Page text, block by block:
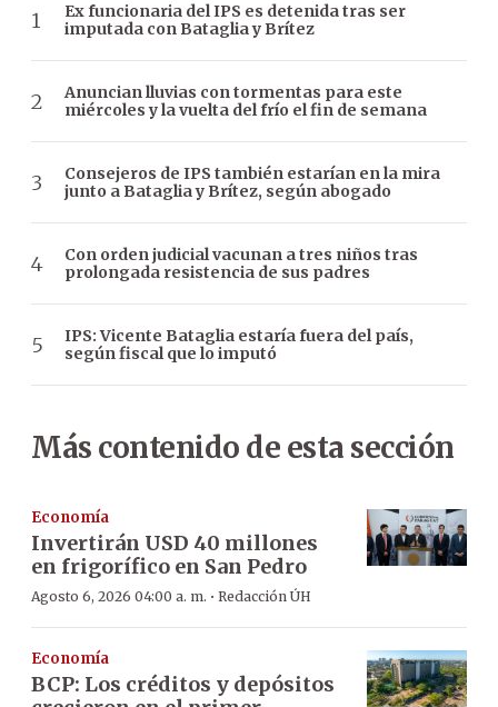
Ex funcionaria del IPS es detenida tras ser
imputada con Bataglia y Brítez
Anuncian lluvias con tormentas para este
miércoles y la vuelta del frío el fin de semana
Consejeros de IPS también estarían en la mira
junto a Bataglia y Brítez, según abogado
Con orden judicial vacunan a tres niños tras
prolongada resistencia de sus padres
IPS: Vicente Bataglia estaría fuera del país,
según fiscal que lo imputó
Más contenido de esta sección
Economía
Invertirán USD 40 millones
en frigorífico en San Pedro
Agosto 6, 2026 04:00 a. m. · Redacción ÚH
Economía
BCP: Los créditos y depósitos